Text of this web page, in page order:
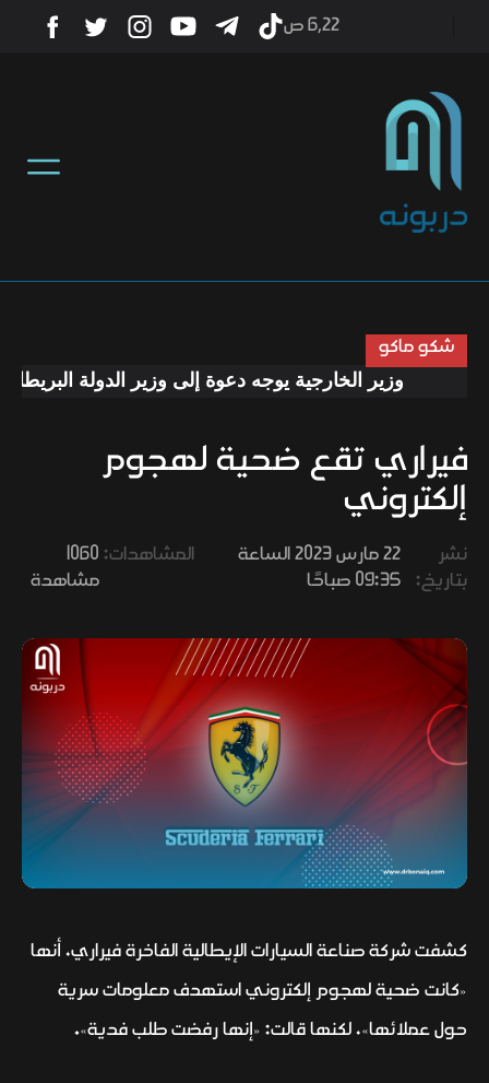
أخبار
رياضة
صحة
ثقافة
وفنون
6٫22 ص
شكو ماكو
وزير الخارجية يوجه دعوة إلى وزير الدولة البريطاني
فيراري تقع ضحية لهجوم
إلكتروني
نشر
بتاريخ:
22 مارس 2023 الساعة
09:35 صباحًا
المشاهدات: 1060
مشاهدة
كشفت شركة صناعة السيارات الإيطالية الفاخرة فيراري، أنها
«كانت ضحية لهجوم إلكتروني استهدف معلومات سرية
حول عملائها»، لكنها قالت: «إنها رفضت طلب فدية».